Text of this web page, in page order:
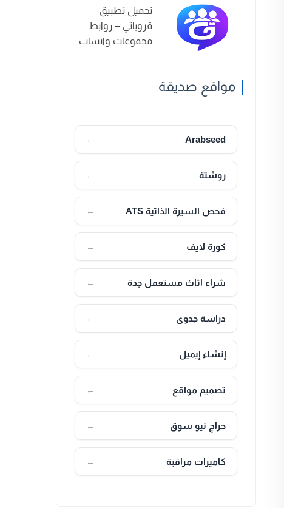
تحميل تطبيق
قروباتي – روابط
مجموعات واتساب
مواقع صديقة
Arabseed
←
روشتة ←
فحص السيرة الذاتية ATS ←
كورة لايف ←
شراء اثاث مستعمل جدة ←
دراسة جدوى ←
إنشاء إيميل ←
تصميم مواقع ←
حراج نيو سوق ←
كاميرات مراقبة ←